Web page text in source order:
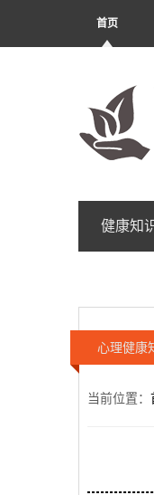
首页
健康知
心理健康
当前位置：